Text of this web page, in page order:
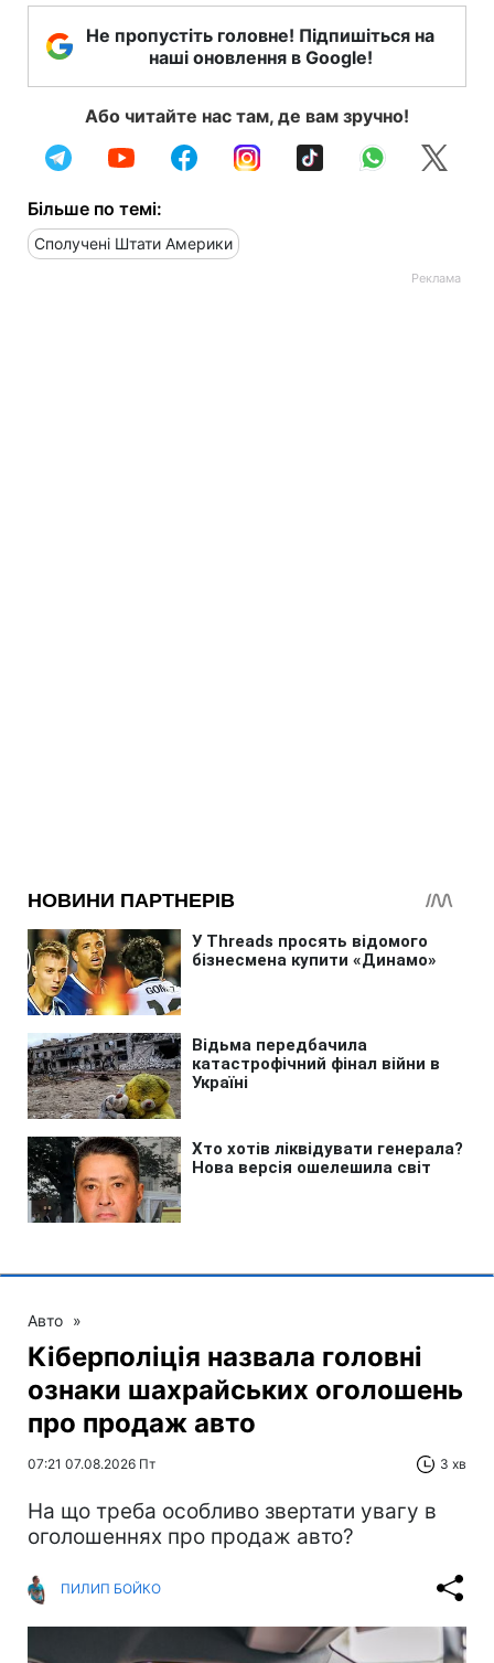
Не пропустіть головне! Підпишіться на
наші оновлення в Google!
Або читайте нас там, де вам зручно!
Більше по темі:
Сполучені Штати Америки
Авто »
Кіберполіція назвала головні
ознаки шахрайських оголошень
про продаж авто
07:21 07.08.2026 Пт 3 хв
На що треба особливо звертати увагу в
оголошеннях про продаж авто?
ПИЛИП БОЙКО